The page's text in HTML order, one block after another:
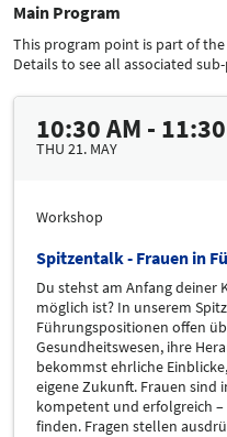
Main Program
This program point is part of
Details to see all associated
10:30 AM -
THU 21. MAY
Workshop
Spitzentalk - Frauen in
Du stehst am Anfang deiner
möglich ist? In unserem
Führungspositionen offen
Gesundheitswesen, ihre
bekommst ehrliche
eigene Zukunft. Frauen sind
kompetent und erfolgreich
finden. Fragen stellen